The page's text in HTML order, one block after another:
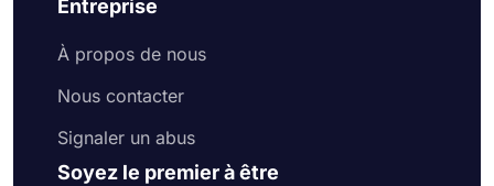
Entreprise
À propos de nous
Nous contacter
Signaler un abus
Soyez le premier à être